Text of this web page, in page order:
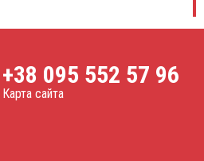
+38 095 552 57 96
Карта сайта